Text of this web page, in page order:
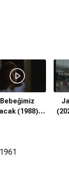
Bebeğimiz
(1988) -